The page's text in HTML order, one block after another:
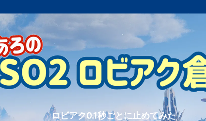
ロビアク0.1秒ごとに止めてみた